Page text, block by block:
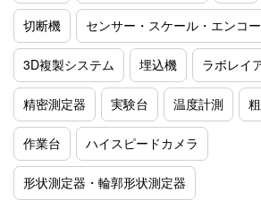
切断機 センサー・スケール・エンコ
3D複製システム 埋込機 ラボレイ
精密測定器 実験台 温度計測
作業台 ハイスピードカメラ
形状測定器・輪郭形状測定器